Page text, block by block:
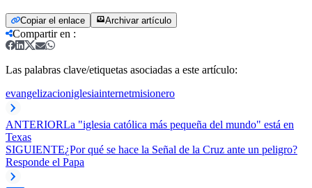
Copiar el enlace Archivar artículo
Compartir en :
Las palabras clave/etiquetas asociadas a este artículo:
evangelizacioniglesiainternetmisionero
ANTERIORLa "iglesia católica más pequeña del mundo" está en
Texas
SIGUIENTE¿Por qué se hace la Señal de la Cruz ante un peligro?
Responde el Papa